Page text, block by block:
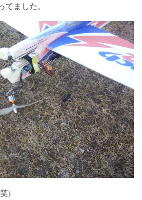
ました。
)